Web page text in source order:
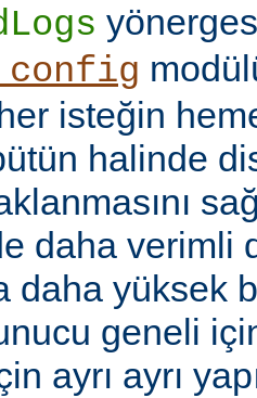
isteğin
halinde
daha verimli
daha yüksek
geneli
ayrı ayrı